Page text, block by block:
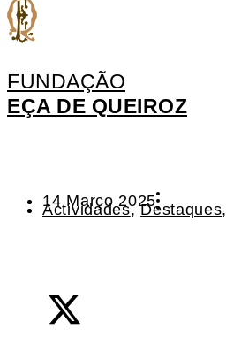
FUNDAÇÃO
EÇA DE QUEIROZ
14 Março 2025
Actividades,Destaques,